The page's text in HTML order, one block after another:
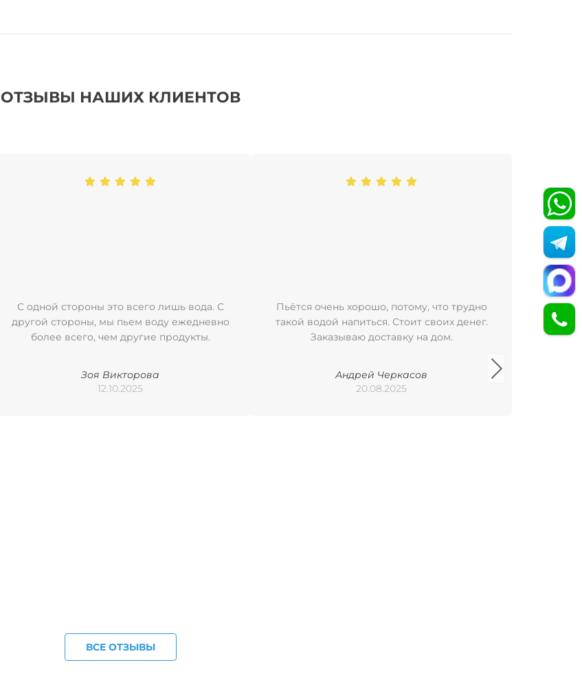
ОТЗЫВЫ НАШИХ КЛИЕНТОВ
С одной стороны это всего лишь вода. С
другой стороны, мы пьем воду ежедневно
более всего, чем другие продукты.
Зоя Викторова
12.10.2025
Пьётся очень хорошо, потому, что трудно
такой водой напиться. Стоит своих денег.
Заказываю доставку на дом.
Андрей Черкасов
20.08.2025
уже
ВСЕ ОТЗЫВЫ